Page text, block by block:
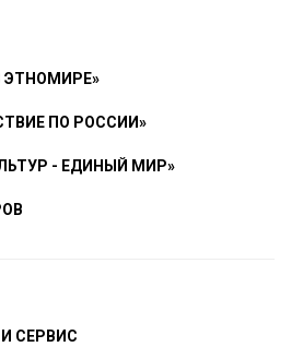
ЭТНОМИРЕ»
ПО РОССИИ»
- ЕДИНЫЙ МИР»
СЕРВИС